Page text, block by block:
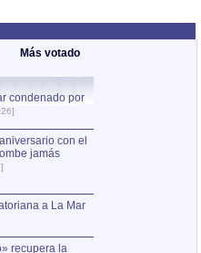
Más votado
condenado por
con el
jamás
a La Mar
recupera la